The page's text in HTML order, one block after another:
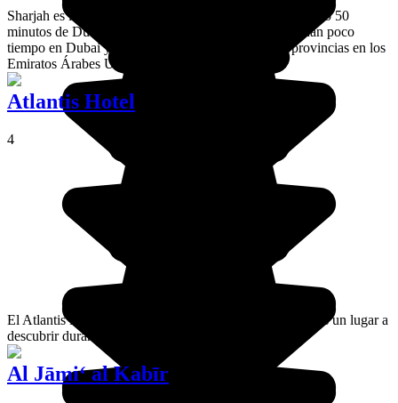
Sharjah es la capital del emirato del mismo nombre, a sólo 50
minutos de Dubai. Es una ciudad para los que se quedan poco
tiempo en Dubai y quieren explorar una ciudad de provincias en los
Emiratos Árabes Unidos.
Atlantis Hotel
4
El Atlantis Hotel es un símbolo de la ciudad de Dubai. Es un lugar a
descubrir durante tu estancia en la ciudad del exceso.
Al Jāmi‘ al Kabīr